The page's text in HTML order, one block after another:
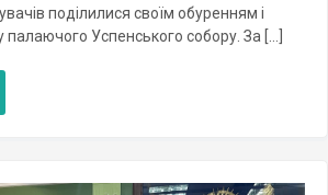
поділилися своїм обуренням і
палаючого Успенського собору. За […]